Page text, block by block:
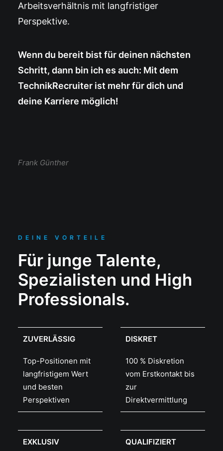
Arbeitsverhältnis mit langfristiger
Perspektive.
Wenn du bereit bist für deinen nächsten
Schritt, dann bin ich es auch: Mit dem
TechnikRecruiter ist mehr für dich und
deine Karriere möglich!
Frank Günther
DEINE VORTEILE
Für junge Talente,
Spezialisten und High
Professionals.
ZUVERLÄSSIG
Top-Positionen mit
langfristigem Wert
und besten
Perspektiven
DISKRET
100 % Diskretion
vom Erstkontakt bis
zur
Direktvermittlung
EXKLUSIV QUALIFIZIERT